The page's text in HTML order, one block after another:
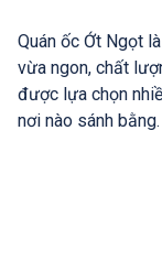
Quán ốc Ớt Ngọt
vừa ngon, chất
được lựa chọn
nơi nào sánh bằng.